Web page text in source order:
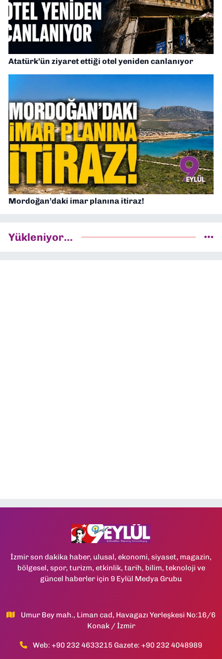
Atatürk’ün ziyaret ettiği otel yeniden canlanıyor
Mordoğan’daki imar planına itiraz!
Yükleniyor...
İzmir son dakika haber, ulusal, ekonomi, siyaset, magazin,
bölgesel, spor, turizm, etkinlik, tarih, bilim, teknoloji ve
güncel haberler için 9 Eylül Medya Grubu
Umur Bey mah., Liman cad, Havagazı Yerleşkesi No:16/6
Konak / İzmir
Web: +90 232 4633215 Gazete: +90 232 4048989